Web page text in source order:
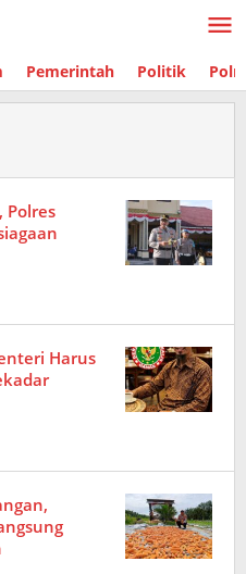
Pemerintah Politik
Polres
Harus